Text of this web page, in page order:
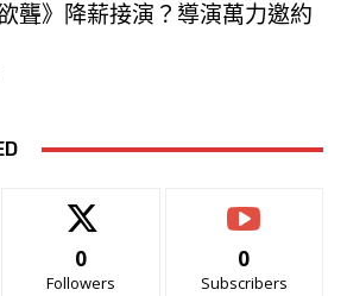
聾》降薪接演？導演萬力邀約
0
Followers
0
Subscribers